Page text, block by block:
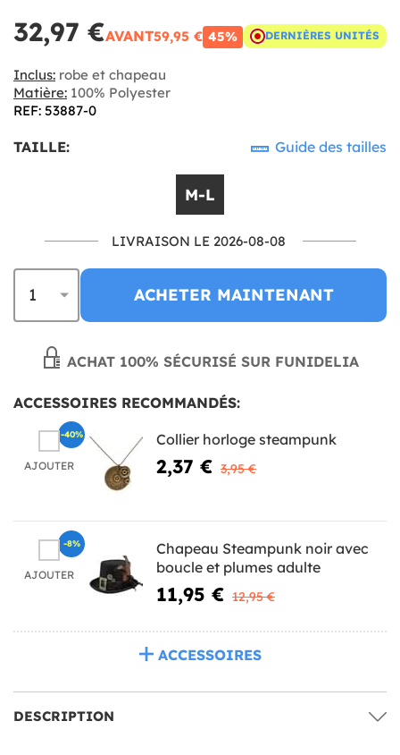
32,97 €AVANT59,95 € 45% DERNIÈRES UNITÉS
Inclus: robe et chapeau
Matière: 100% Polyester
REF: 53887-0
TAILLE: Guide des tailles
M-L
LIVRAISON LE 2026-08-08
ACHETER MAINTENANT
ACHAT 100% SÉCURISÉ SUR FUNIDELIA
ACCESSOIRES RECOMMANDÉS:
AJOUTER
Collier horloge steampunk
2,37 € 3,95 €
-40%
AJOUTER
Chapeau Steampunk noir avec
boucle et plumes adulte
11,95 € 12,95 €
-8%
ACCESSOIRES
DESCRIPTION